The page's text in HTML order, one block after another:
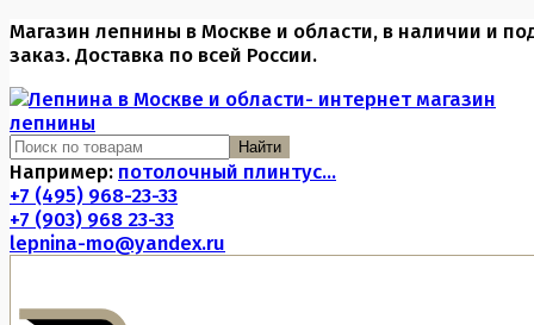
Магазин лепнины в Москве и области, в наличии и
заказ. Доставка по всей России.
Найти
Например: потолочный плинтус...
+7 (495) 968-23-33
+7 (903) 968 23-33
lepnina-mo@yandex.ru